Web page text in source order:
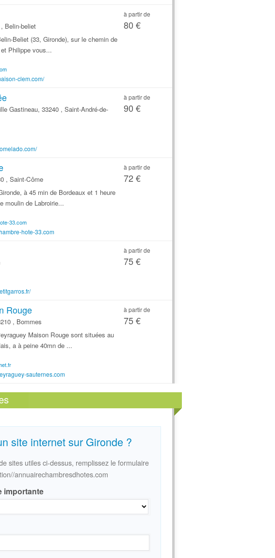
à partir de
80 €
Belin-beliet
Beliet (33, Gironde), sur le chemin de
Philippe vous...
clem.com/
à partir de
90 €
Gastineau, 33240 , Saint-André-de-
à partir de
72 €
, Saint-Côme
à 45 min de Bordeaux et 1 heure
moulin de Labroirie...
hote-33.com
à partir de
75 €
à partir de
75 €
Rouge
, Bommes
Maison Rouge sont situées au
a à peine 40mn de ...
sauternes.com
site internet sur Gironde ?
sites utiles ci-dessus, remplissez le formulaire
annuairechambresdhotes.com
importante